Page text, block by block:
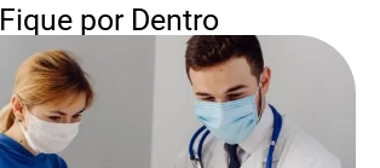
Fique por Dentro